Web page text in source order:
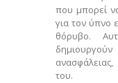
που μπορεί
για τον ύπνο
θόρυβο.
του.